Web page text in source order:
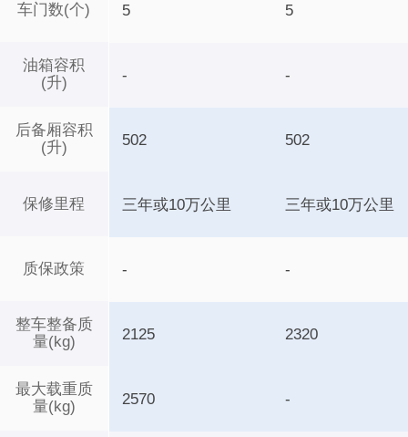
车门数(个)
油箱容积
(升)
后备厢容积
(升)
保修里程
质保政策
整车整备质
量(kg)
最大载重质
量(kg)
5 5
- -
502 502
三年或10万公里 三年或10万公里
- -
2125 2320
2570 -